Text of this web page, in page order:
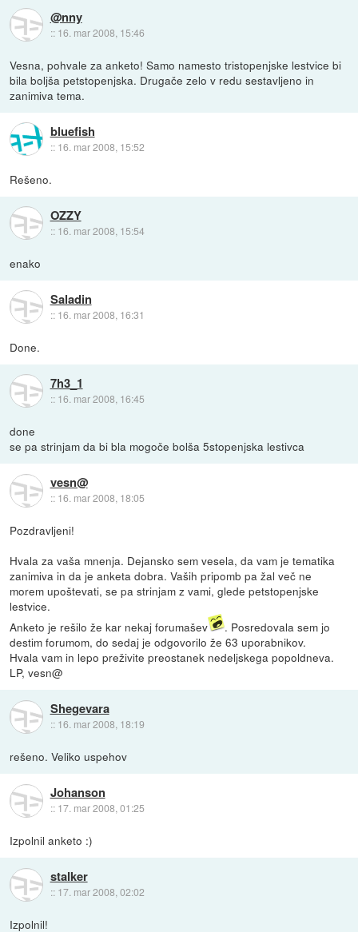
@nny
:: 16. mar 2008, 15:46
Vesna, pohvale za anketo! Samo namesto tristopenjske lestvice bi
bila boljša petstopenjska. Drugače zelo v redu sestavljeno in
zanimiva tema.
bluefish
:: 16. mar 2008, 15:52
Rešeno.
OZZY
:: 16. mar 2008, 15:54
enako
Saladin
:: 16. mar 2008, 16:31
Done.
7h3_1
:: 16. mar 2008, 16:45
done
se pa strinjam da bi bla mogoče bolša 5stopenjska lestivca
vesn@
:: 16. mar 2008, 18:05
Pozdravljeni!
Hvala za vaša mnenja. Dejansko sem vesela, da vam je tematika
zanimiva in da je anketa dobra. Vaših pripomb pa žal več ne
morem upoštevati, se pa strinjam z vami, glede petstopenjske
lestvice.
Anketo je rešilo že kar nekaj forumašev
. Posredovala sem jo
destim forumom, do sedaj je odgovorilo že 63 uporabnikov.
Hvala vam in lepo preživite preostanek nedeljskega popoldneva.
LP, vesn@
Shegevara
:: 16. mar 2008, 18:19
rešeno. Veliko uspehov
Johanson
:: 17. mar 2008, 01:25
Izpolnil anketo :)
stalker
:: 17. mar 2008, 02:02
Izpolnil!